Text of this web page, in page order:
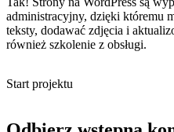
administracyjny, dzięki któremu
teksty, dodawać zdjęcia i
również szkolenie z obsługi.
Start projektu